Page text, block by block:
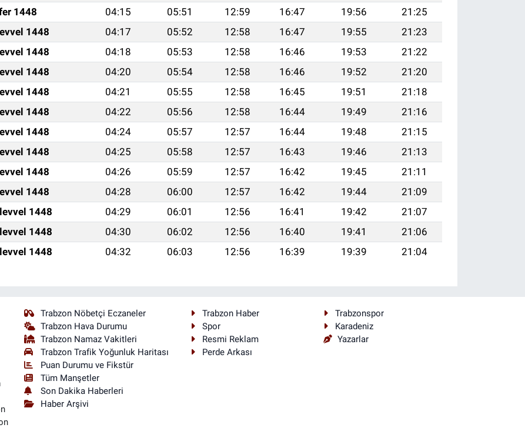
1448 04:15 05:51 12:59 16:47 19:56
21:25
1448 04:17 05:52 12:58 16:47 19:55
21:23
1448 04:18 05:53 12:58 16:46 19:53
21:22
1448 04:20 05:54 12:58 16:46 19:52
21:20
1448 04:21 05:55 12:58 16:45 19:51
21:18
1448 04:22 05:56 12:58 16:44 19:49
21:16
1448 04:24 05:57 12:57 16:44 19:48
21:15
1448 04:25 05:58 12:57 16:43 19:46
21:13
1448 04:26 05:59 12:57 16:42 19:45
21:11
1448 04:28 06:00 12:57 16:42 19:44
21:09
1448 04:29 06:01 12:56 16:41 19:42
21:07
1448 04:30 06:02 12:56 16:40 19:41
21:06
1448 04:32 06:03 12:56 16:39 19:39 21:04
Trabzon Nöbetçi Eczaneler
Trabzon Hava Durumu
Trabzon Namaz Vakitleri
Trabzon Trafik Yoğunluk Haritası
Puan Durumu ve Fikstür
Tüm Manşetler
Son Dakika Haberleri
Haber Arşivi
Trabzon Haber
Trabzonspor
Spor
Karadeniz
Resmi Reklam
Yazarlar
Perde Arkası